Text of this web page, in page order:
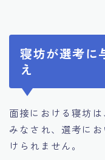
寝坊が選考に
え
面接における寝坊
みなされ、選考に
けられません。